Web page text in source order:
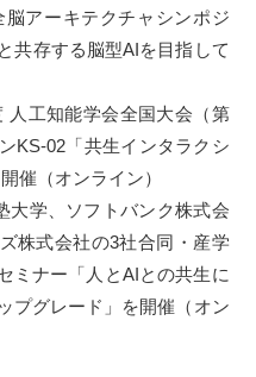
脳アーキテクチャシンポジ
共存する脳型AIを目指して
人工知能学会全国大会（第
KS-02「共生インタラクシ
催（オンライン）
大学、ソフトバンク株式会
株式会社の3社合同・産学
ミナー「人とAIとの共生に
プグレード」を開催（オン